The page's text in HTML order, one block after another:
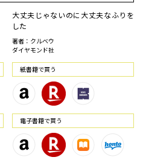
大丈夫じゃないのに大丈夫なふりを
した
著者：クルベウ
ダイヤモンド社
紙書籍で買う
電⼦書籍で買う